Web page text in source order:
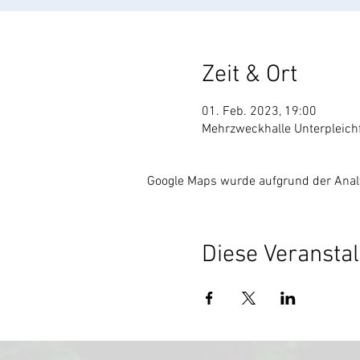
Zeit & Ort
01. Feb. 2023, 19:00
Mehrzweckhalle
Google Maps wurde aufgrund der
Diese